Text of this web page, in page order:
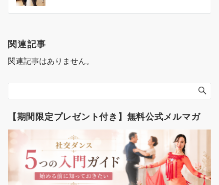
ナ
ゲ
ー
ン
関連記事
関連記事はありません。
【期間限定プレゼント付き】無料公式メルマガ